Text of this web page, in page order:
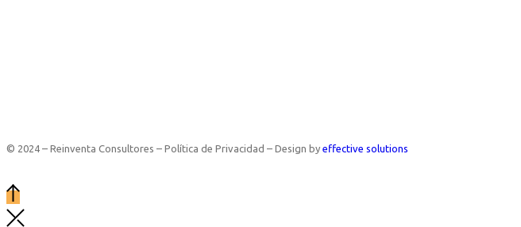
© 2024 – Reinventa Consultores – Política de Privacidad – Design by effective solutions